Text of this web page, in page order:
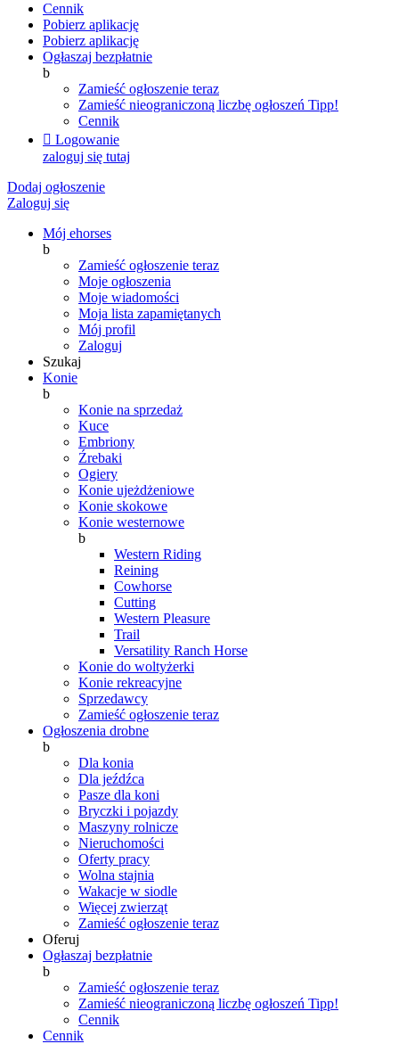
Cennik
Pobierz aplikację
Pobierz aplikację
Ogłaszaj bezpłatnie
b
Zamieść ogłoszenie teraz
Zamieść nieograniczoną liczbę ogłoszeń Tipp!
Cennik
 Logowanie
zaloguj się tutaj
Dodaj ogłoszenie
Zaloguj się
Mój ehorses
b
Zamieść ogłoszenie teraz
Moje ogłoszenia
Moje wiadomości
Moja lista zapamiętanych
Mój profil
Zaloguj
Szukaj
Konie
b
Konie na sprzedaż
Kuce
Embriony
Źrebaki
Ogiery
Konie ujeżdżeniowe
Konie skokowe
Konie westernowe
b
Western Riding
Reining
Cowhorse
Cutting
Western Pleasure
Trail
Versatility Ranch Horse
Konie do woltyżerki
Konie rekreacyjne
Sprzedawcy
Zamieść ogłoszenie teraz
Ogłoszenia drobne
b
Dla konia
Dla jeźdźca
Pasze dla koni
Bryczki i pojazdy
Maszyny rolnicze
Nieruchomości
Oferty pracy
Wolna stajnia
Wakacje w siodle
Więcej zwierząt
Zamieść ogłoszenie teraz
Oferuj
Ogłaszaj bezpłatnie
b
Zamieść ogłoszenie teraz
Zamieść nieograniczoną liczbę ogłoszeń Tipp!
Cennik
Cennik